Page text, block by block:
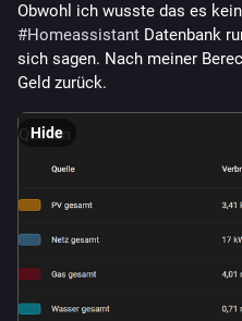
#Homeassistant Datenbank
sich sagen. Nach meiner
Geld zurück.
Hide